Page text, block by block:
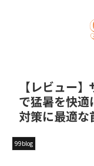
【レビュー
で猛暑を快
対策に最適
99blog